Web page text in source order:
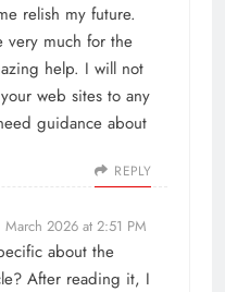
relish my future.
very much for the
help. I will not
web sites to any
guidance about
REPLY
March 2026 at 2:51 PM
about the
After reading it, I